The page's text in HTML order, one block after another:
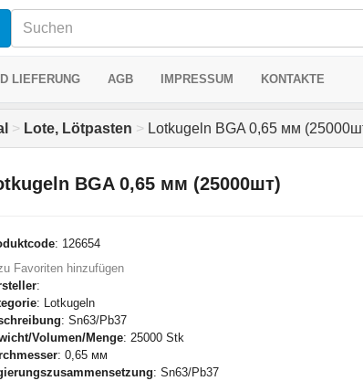
LIEFERUNG AGB IMPRESSUM KONTAKTE
> Lote, Lötpasten > Lotkugeln BGA 0,65 мм
BGA 0,65 мм (25000шт)
: 126654
Favoriten hinzufügen
:
: Lotkugeln
: Sn63/Pb37
Volumen/Menge: 25000 Stk
: 0,65 мм
: Sn63/Pb37